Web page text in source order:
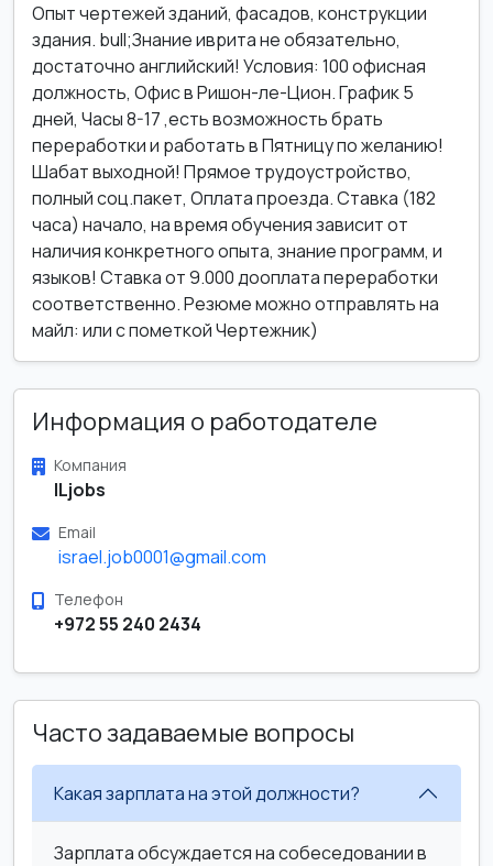
Опыт чертежей зданий, фасадов, конструкции
здания. bull;Знание иврита не обязательно,
достаточно английский! Условия: 100 офисная
должность, Офис в Ришон-ле-Цион. График 5
дней, Часы 8-17 ,есть возможность брать
переработки и работать в Пятницу по желанию!
Шабат выходной! Прямое трудоустройство,
полный соц.пакет, Оплата проезда. Ставка (182
часа) начало, на время обучения зависит от
наличия конкретного опыта, знание программ, и
языков! Ставка от 9.000 дооплата переработки
соответственно. Резюме можно отправлять на
майл: или с пометкой Чертежник)
Информация о работодателе
Компания
ILjobs
Email
israel.job0001@gmail.com
Телефон
+972 55 240 2434
Часто задаваемые вопросы
Какая зарплата на этой должности?
Зарплата обсуждается на собеседовании в